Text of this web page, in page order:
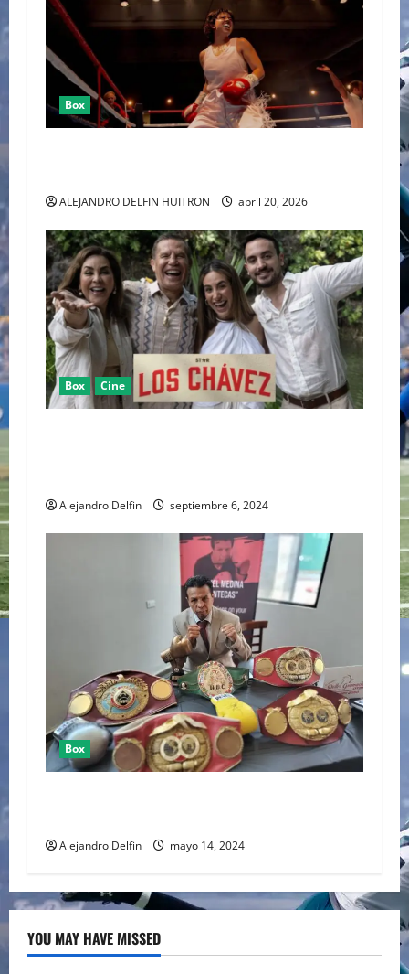
Box
ALEJANDRO DELFIN HUITRON abril 20, 2026
Box Cine
Alejandro Delfin septiembre 6, 2024
Box
Alejandro Delfin mayo 14, 2024
YOU MAY HAVE MISSED